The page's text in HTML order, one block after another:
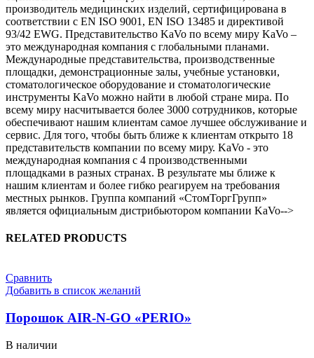
производитель медицинских изделий, сертифицирована в
соответствии с EN ISO 9001, EN ISO 13485 и директивой
93/42 EWG. Представительство KaVo по всему миру KaVo –
это международная компания с глобальными планами.
Международные представительства, производственные
площадки, демонстрационные залы, учебные установки,
стоматологическое оборудование и стоматологические
инструменты KaVo можно найти в любой стране мира. По
всему миру насчитывается более 3000 сотрудников, которые
обеспечивают нашим клиентам самое лучшее обслуживание и
сервис. Для того, чтобы быть ближе к клиентам открыто 18
представительств компании по всему миру. KaVo - это
международная компания с 4 производственными
площадками в разных странах. В результате мы ближе к
нашим клиентам и более гибко реагируем на требования
местных рынков. Группа компаний «СтомТоргГрупп»
является официальным дистрибьютором компании KaVo-->
RELATED PRODUCTS
Сравнить
Добавить в список желаний
Порошок AIR-N-GO «PERIO»
В наличии